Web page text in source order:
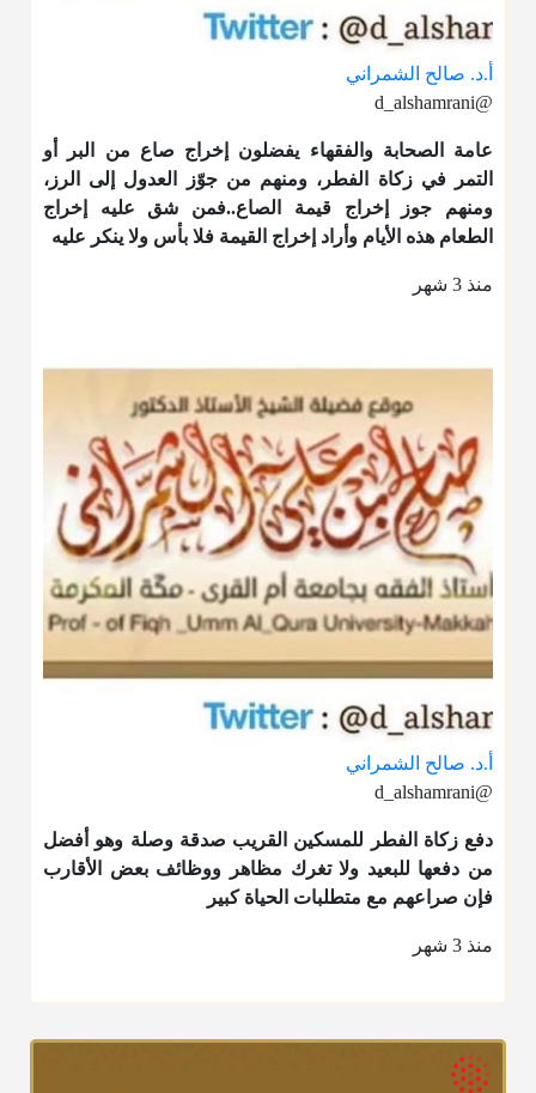
أ.د. صالح الشمراني
@d_alshamrani
عامة الصحابة والفقهاء يفضلون إخراج صاع من البر أو
التمر في زكاة الفطر، ومنهم من جوّز العدول إلى الرز،
ومنهم جوز إخراج قيمة الصاع..فمن شق عليه إخراج
الطعام هذه الأيام وأراد إخراج القيمة فلا بأس ولا ينكر عليه
منذ 3 شهر
أ.د. صالح الشمراني
@d_alshamrani
دفعزكاة الفطر
للمسكين القريب صدقة وصلة وهو أفضل
من دفعها للبعيد ولا تغرك مظاهر ووظائف بعض الأقارب
فإن صراعهم مع متطلبات الحياة كبير
منذ 3 شهر